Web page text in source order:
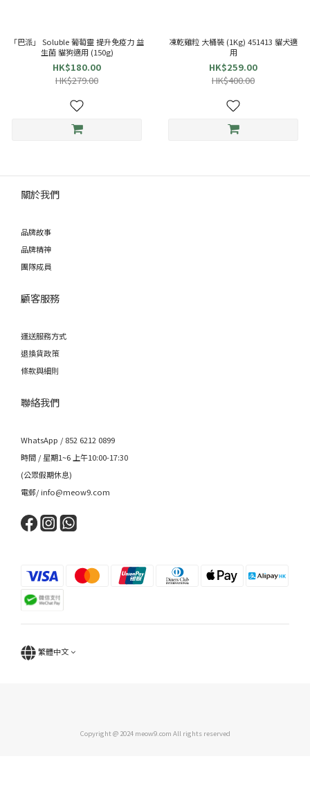
「巴派」 Soluble 葡萄靈 提升免疫力 益
生菌 貓狗適用 (150g)
HK$180.00
HK$279.00
凍乾雞粒 大桶裝 (1Kg) 451413 貓犬適
用
HK$259.00
HK$400.00
關於我們
品牌故事
品牌精神
團隊成員
顧客服務
運送服務方式
退換貨政策
條款與細則
聯絡我們
WhatsApp / 852 6212 0899
時間 / 星期1~6 上午10:00-17:30
(公眾假期休息)
電郵/ info@meow9.com
繁體中文
Copyright @ 2024 meow9.com All rights reserved